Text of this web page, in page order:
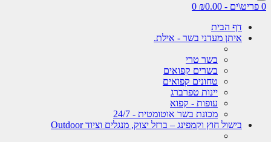
0
דף הבית
איתן מעדני בשר - אילת.
בשר טרי
בשרים קפואים
טחונים קפואים
יינות טפרברג
עופות - קפוא
מכונת בשר אוטומטית - 24/7
בישול חוץ וקמפינג – ברזל יצוק, מנגלים וציוד Outdoor